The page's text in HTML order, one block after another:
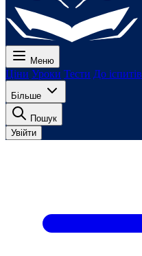
Меню
Ціни Уроки Тести До іспитів
Більше
Пошук
Увійти